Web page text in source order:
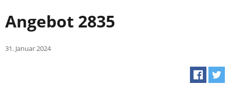
Angebot 2835
31. Januar 2024